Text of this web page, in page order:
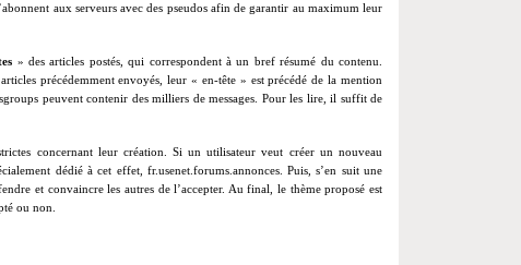
aux serveurs avec des pseudos afin de garantir au maximum leur
» des articles postés, qui correspondent à un bref résumé du contenu.
précédemment envoyés, leur « en-tête » est précédé de la mention
peuvent contenir des milliers de messages. Pour les lire, il suffit de
concernant leur création. Si un utilisateur veut créer un nouveau
dédié à cet effet, fr.usenet.forums.annonces. Puis, s’en suit une
et convaincre les autres de l’accepter. Au final, le thème proposé est
ou non.